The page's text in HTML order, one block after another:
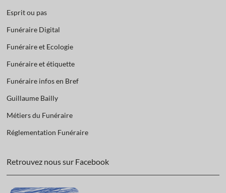
Esprit ou pas
Funéraire Digital
Funéraire et Ecologie
Funéraire et étiquette
Funéraire infos en Bref
Guillaume Bailly
Métiers du Funéraire
Réglementation Funéraire
Retrouvez nous sur Facebook